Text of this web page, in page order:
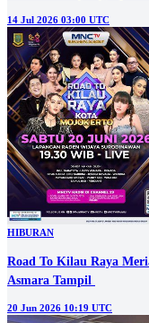
14 Jul 2026 03:00 UTC
HIBURAN
Road To Kilau Raya
Asmara Tampil
20 Jun 2026 10:19 UTC